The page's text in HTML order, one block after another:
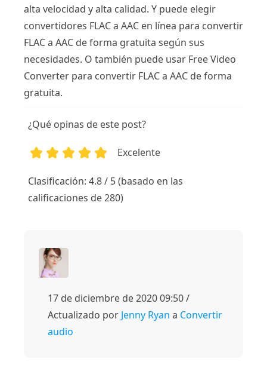
alta velocidad y alta calidad. Y puede elegir
convertidores FLAC a AAC en línea para convertir
FLAC a AAC de forma gratuita según sus
necesidades. O también puede usar Free Video
Converter para convertir FLAC a AAC de forma
gratuita.
¿Qué opinas de este post?
Excelente
Clasificación: 4.8 / 5 (basado en las
calificaciones de 280)
17 de diciembre de 2020 09:50 /
Actualizado por Jenny Ryan a Convertir
audio